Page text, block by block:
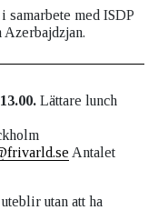
med ISDP
Lättare lunch
Antalet
utan att ha